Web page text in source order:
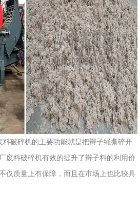
破碎机的主要功能就是把辫子绳撕碎开
废料破碎机有效的提升了辫子料的利用价
仅质量上有保障，而且在市场上也比较具